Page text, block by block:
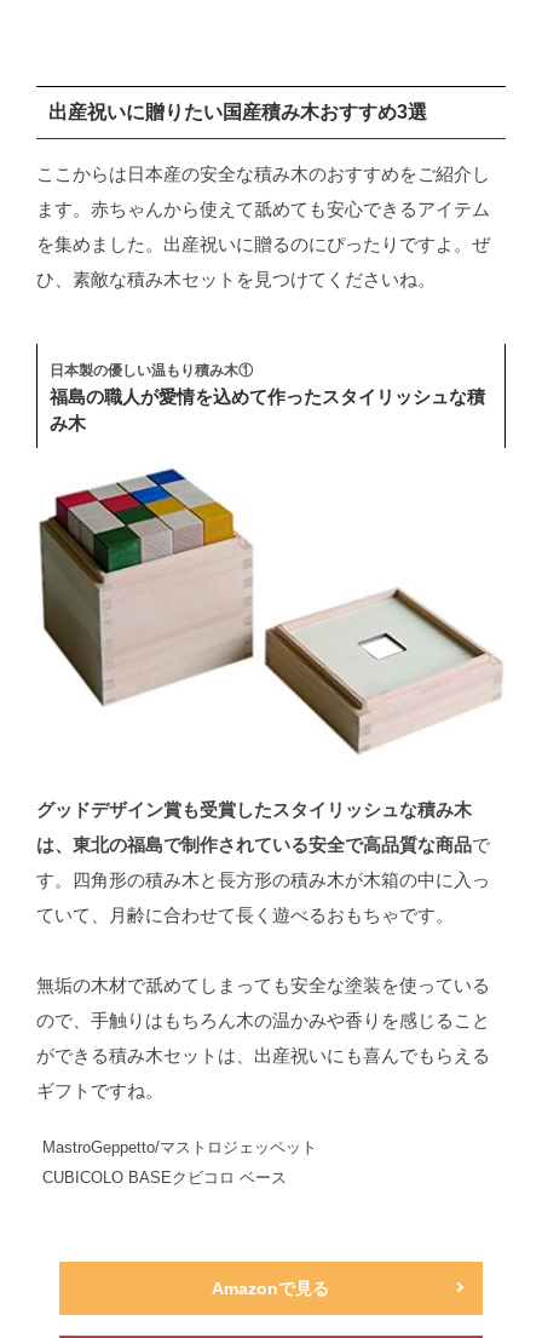
出産祝いに贈りたい国産積み木おすすめ3選
ここからは日本産の安全な積み木のおすすめをご紹介し
ます。赤ちゃんから使えて舐めても安心できるアイテム
を集めました。出産祝いに贈るのにぴったりですよ。ぜ
ひ、素敵な積み木セットを見つけてくださいね。
日本製の優しい温もり積み木①
福島の職人が愛情を込めて作ったスタイリッシュな積
み木
グッドデザイン賞も受賞したスタイリッシュな積み木
は、東北の福島で制作されている安全で高品質な商品で
す。四角形の積み木と長方形の積み木が木箱の中に入っ
ていて、月齢に合わせて長く遊べるおもちゃです。
無垢の木材で舐めてしまっても安全な塗装を使っている
ので、手触りはもちろん木の温かみや香りを感じること
ができる積み木セットは、出産祝いにも喜んでもらえる
ギフトですね。
MastroGeppetto/マストロジェッペット
CUBICOLO BASEクビコロ ベース
Amazonで見る